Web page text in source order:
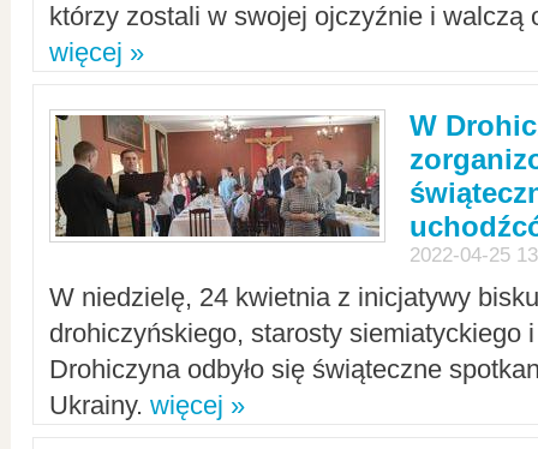
którzy zostali w swojej ojczyźnie i walczą
więcej »
W
2022-04-25
W niedzielę, 24 kwietnia z inicjatywy
drohiczyńskiego, starosty siemiatyckiego
Drohiczyna odbyło się świąteczne
Ukrainy. więcej »